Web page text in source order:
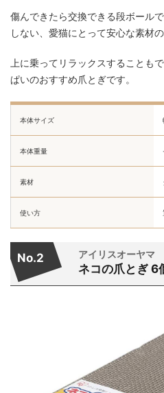
傷んできたら交換できる段ボール
しない、愛猫にとって安心な素材
上に乗ってリラックスすることも
ぱいのおすすめ爪とぎです。
本体サイズ
本体重量
素材
使い方
No.2 アイリスオーヤマ
ネコの爪とぎ